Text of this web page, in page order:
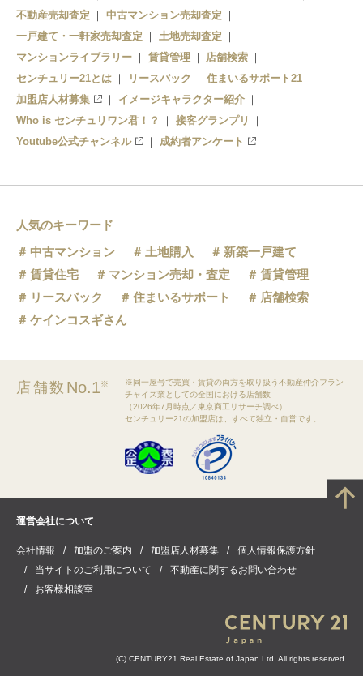
不動産売却査定
中古マンション売却査定
一戸建て・一軒家売却査定
土地売却査定
マンションライブラリー
賃貸管理
店舗検索
センチュリー21とは
リースバック
住まいるサポート21
加盟店人材募集
イメージキャラクター紹介
Who is センチュリワン君！？
接客グランプリ
Youtube公式チャンネル
成約者アンケート
人気のキーワード
中古マンション
土地購入
新築一戸建て
賃貸住宅
マンション売却・査定
賃貸管理
リースバック
住まいるサポート
店舗検索
ケインコスギさん
店舗数 No.1※
※同一屋号で売買・賃貸の両方を取り扱う不動産仲介フラン
チャイズ業としての全国における店舗数
（2026年7月時点／東京商工リサーチ調べ）
センチュリー21の加盟店は、すべて独立・自営です。
運営会社について
会社情報 加盟のご案内 加盟店人材募集
個人情報保護方針
当サイトのご利用について
不動産に関するお問い合わせ
お客様相談室
(C) CENTURY21 Real Estate of Japan Ltd. All rights reserved.